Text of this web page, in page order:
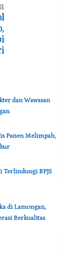
dan Wawasan
Panen Melimpah,
Terlindungi BPJS
di Lamongan,
Berkualitas